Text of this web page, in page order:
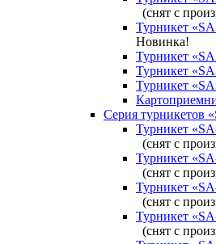
(снят с
Турникет
Новинка!
Турникет
Турникет
Турникет
Серия турникетов
Турникет
(снят с
Турникет
(снят с
Турникет
(снят с
Турникет
(снят с